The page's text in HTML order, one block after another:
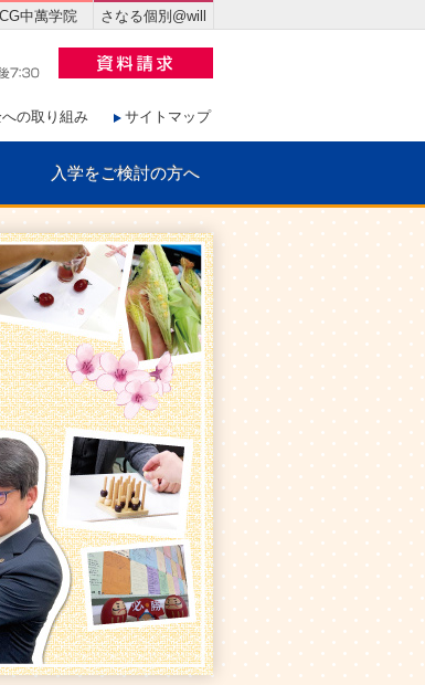
の取り組み サイトマップ
入学をご検討の方へ
CG中萬学院 さなる個別@will